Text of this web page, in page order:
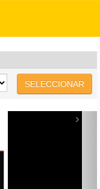
SELECCIONAR
›